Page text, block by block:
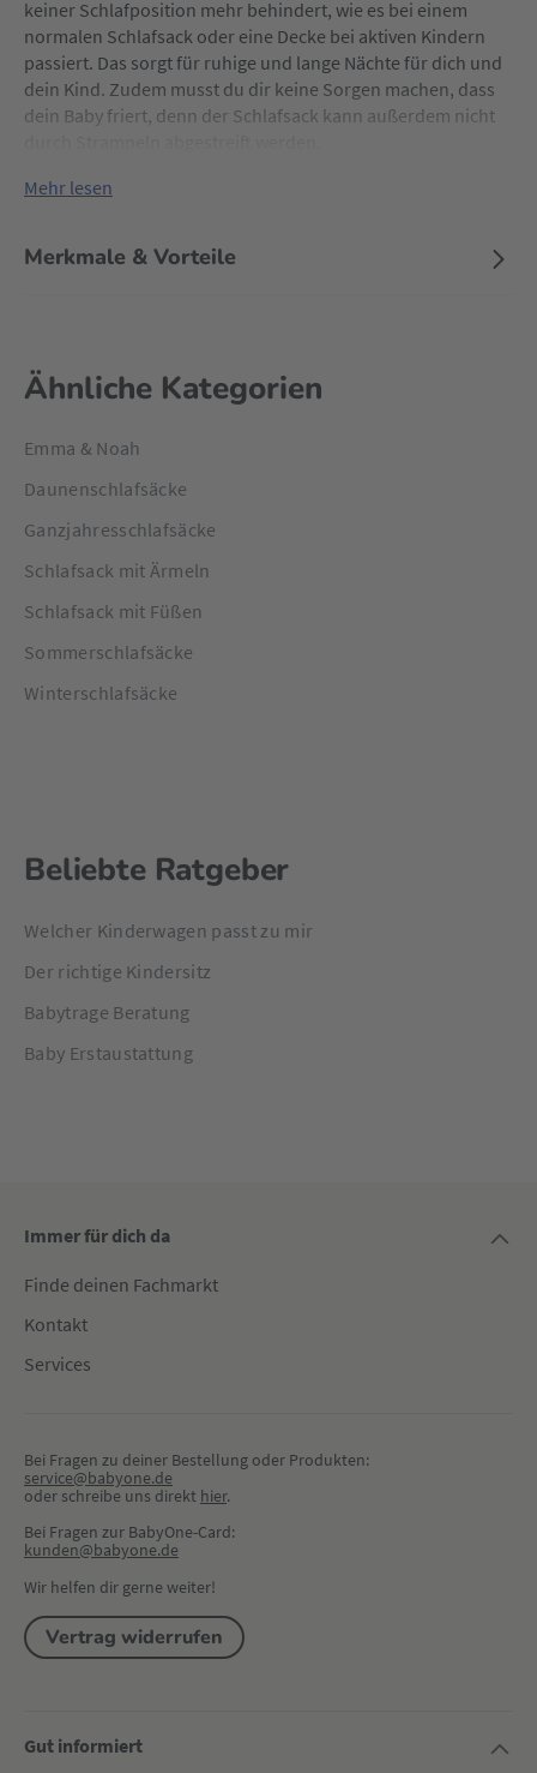
keiner Schlafposition mehr behindert, wie es bei einem
normalen Schlafsack oder eine Decke bei aktiven Kindern
passiert. Das sorgt für ruhige und lange Nächte für dich und
dein Kind. Zudem musst du dir keine Sorgen machen, dass
dein Baby friert, denn der Schlafsack kann außerdem nicht
Mehr lesen
Merkmale & Vorteile
Ähnliche Kategorien
Emma & Noah
Daunenschlafsäcke
Ganzjahresschlafsäcke
Schlafsack mit Ärmeln
Schlafsack mit Füßen
Sommerschlafsäcke
Winterschlafsäcke
Beliebte Ratgeber
Welcher Kinderwagen passt zu mir
Der richtige Kindersitz
Babytrage Beratung
Baby Erstaustattung
Immer für dich da
Finde deinen Fachmarkt
Kontakt
Services
Bei Fragen zu deiner Bestellung oder Produkten:
service@babyone.de
oder schreibe uns direkt hier.
Bei Fragen zur BabyOne-Card:
kunden@babyone.de
Wir helfen dir gerne weiter!
Vertrag widerrufen
Gut informiert